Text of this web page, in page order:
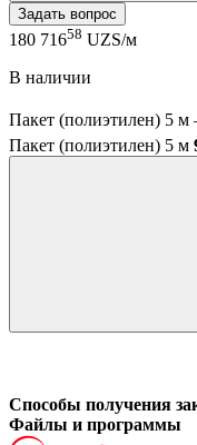
Задать вопрос
180 71658 UZS/м
В наличии
Пакет (полиэтилен) 5
Пакет (полиэтилен) 5 м
Способы получения
Файлы и программы